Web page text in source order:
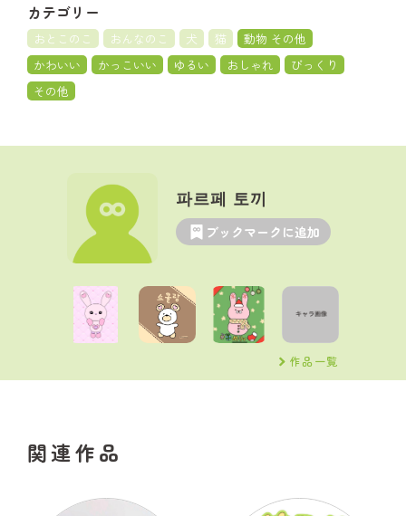
カテゴリー
おとこのこ おんなのこ 犬 猫
動物 その他
かわいい
かっこいい ゆるい おしゃれ
びっくり
その他
파르페 토끼
ブックマークに追加
作品一覧
関連作品